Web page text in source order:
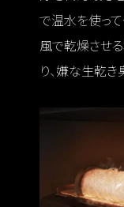
で温水を使っ
風で乾燥させ
り、嫌な生乾